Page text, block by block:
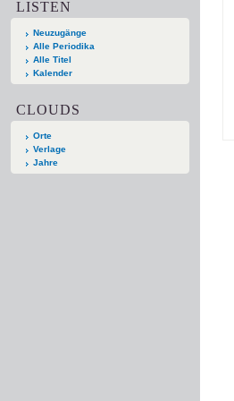
LISTEN
Neuzugänge
Alle Periodika
Alle Titel
Kalender
CLOUDS
Orte
Verlage
Jahre